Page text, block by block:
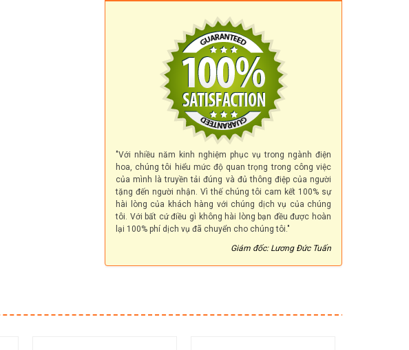
"Với nhiều năm kinh nghiệm phục vụ trong ngành điện
hoa, chúng tôi hiểu mức độ quan trọng trong công việc
của mình là truyền tải đúng và đủ thông điệp của người
tặng đến người nhận. Vì thế chúng tôi cam kết 100% sự
hài lòng của khách hàng với chúng dịch vụ của chúng
tôi. Với bất cứ điều gì không hài lòng bạn đều được hoàn
lại 100% phí dịch vụ đã chuyển cho chúng tôi."
Giám đốc: Lương Đức Tuấn